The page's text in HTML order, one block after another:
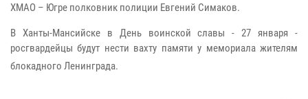
ХМАО – Югре полковник полиции Евгений Симаков.
В Ханты-Мансийске в День воинской славы - 27 января -
росгвардейцы будут нести вахту памяти у мемориала жителям
блокадного Ленинграда.